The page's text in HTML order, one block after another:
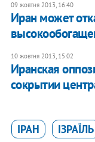
09 жовтня 2013, 16:40
Иран может
10 жовтня 2013, 15:02
Иранская
сокрытии
ІРАН ІЗРАЇЛЬ